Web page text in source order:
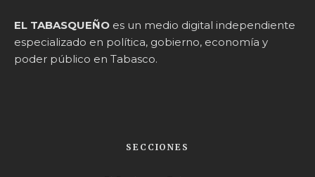
EL TABASQUEÑO es un medio digital independiente
especializado en política, gobierno, economía y
poder público en Tabasco.
SECCIONES